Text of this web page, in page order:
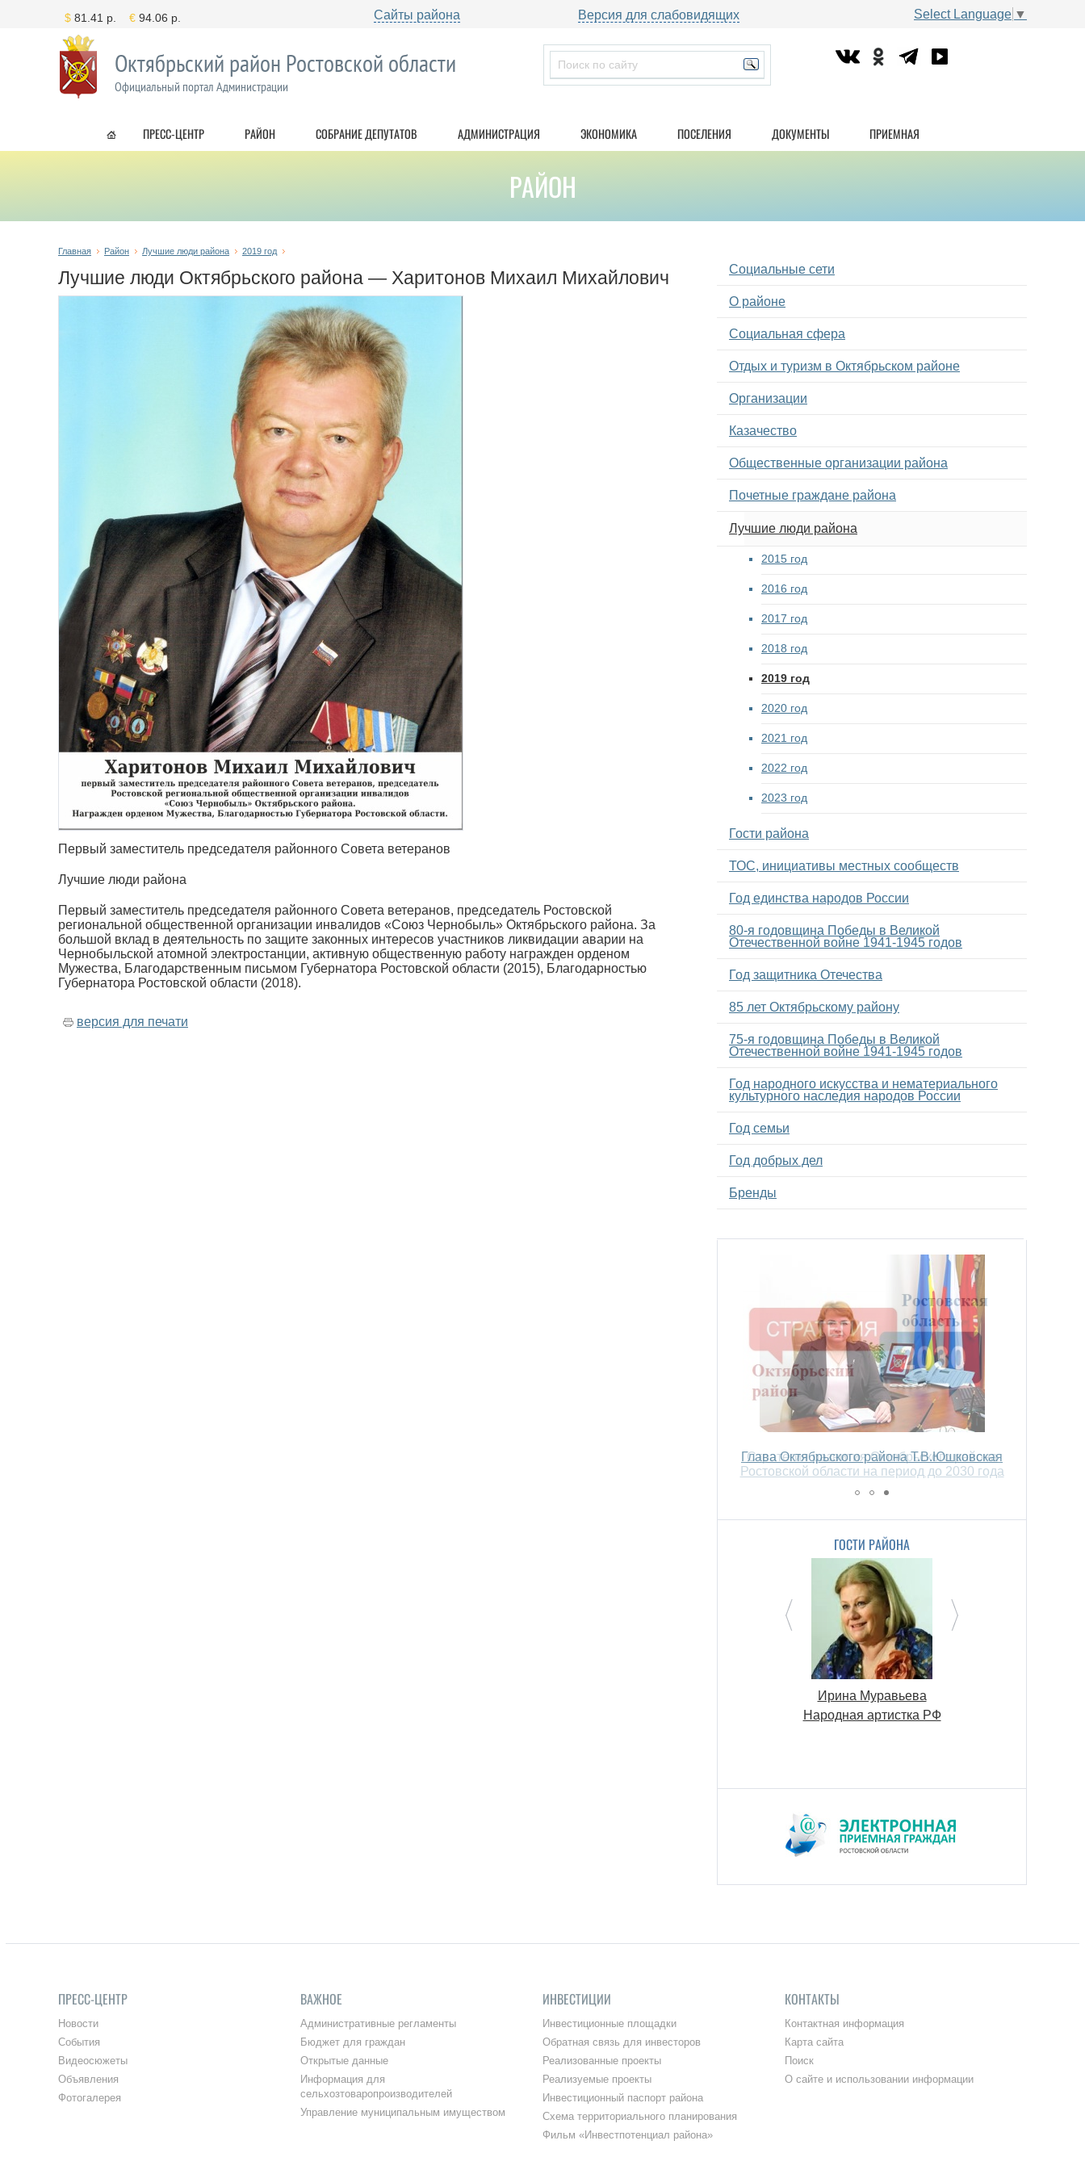
Сайты района Версия для слабовидящих Select Language ▼
Октябрьский район Ростовской области
Официальный портал Администрации
ПРЕСС-ЦЕНТР РАЙОН СОБРАНИЕ ДЕПУТАТОВ АДМИНИСТРАЦИЯ ЭКОНОМИКА ПОСЕЛЕНИЯ ДОКУМЕНТЫ ПРИЕМНАЯ
РАЙОН
Главная Район Лучшие люди района 2019 год
Лучшие люди Октябрьского района — Харитонов Михаил Михайлович
Первый заместитель председателя районного Совета ветеранов
Лучшие люди района
Первый заместитель председателя районного Совета ветеранов, председатель Ростовской
региональной общественной организации инвалидов «Союз Чернобыль» Октябрьского района. За
большой вклад в деятельность по защите законных интересов участников ликвидации аварии на
Чернобыльской атомной электростанции, активную общественную работу награжден орденом
Мужества, Благодарственным письмом Губернатора Ростовской области (2015), Благодарностью
Губернатора Ростовской области (2018).
версия для печати
Социальные сети
О районе
Социальная сфера
Отдых и туризм в Октябрьском районе
Организации
Казачество
Общественные организации района
Почетные граждане района
Лучшие люди района
2015 год
2016 год
2017 год
2018 год
2019 год
2020 год
2021 год
2022 год
2023 год
Гости района
ТОС, инициативы местных сообществ
Год единства народов России
80-я годовщина Победы в Великой
Отечественной войне 1941-1945 годов
Год защитника Отечества
85 лет Октябрьскому району
75-я годовщина Победы в Великой
Отечественной войне 1941-1945 годов
Год народного искусства и нематериального
культурного наследия народов России
Год семьи
Год добрых дел
Бренды
Глава Октябрьского района Т.В.Юшковская
Стратегия развития Октябрьского района
Ростовской области на период до 2030 года
ГОСТИ РАЙОНА
Ирина Муравьева
Народная артистка РФ
ПРЕСС-ЦЕНТР
Новости
События
Видеосюжеты
Объявления
Фотогалерея
ВАЖНОЕ
Административные регламенты
Бюджет для граждан
Открытые данные
Информация для
сельхозтоваропроизводителей
Управление муниципальным имуществом
ИНВЕСТИЦИИ
Инвестиционные площадки
Обратная связь для инвесторов
Реализованные проекты
Реализуемые проекты
Инвестиционный паспорт района
Схема территориального планирования
Фильм «Инвестпотенциал района»
КОНТАКТЫ
Контактная информация
Карта сайта
Поиск
О сайте и использовании информации